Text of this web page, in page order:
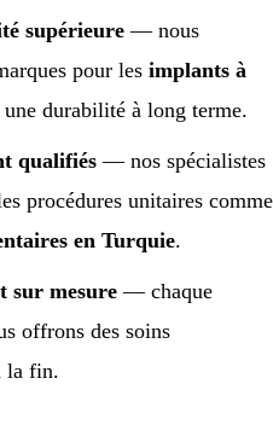
supérieure — nous
pour lesimplants à
une durabilité à long terme.
qualifiés — nos spécialistes
procédures unitaires comme
en Turquie.
sur mesure — chaque
offrons des soins
la fin.